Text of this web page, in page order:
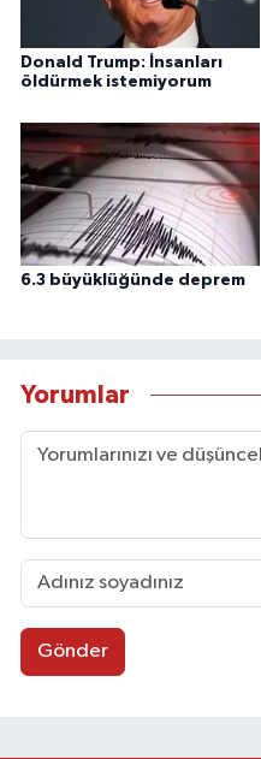
Donald Trump: İnsanları
öldürmek istemiyorum
6.3 büyüklüğünde deprem
Yorumlar
Gönder